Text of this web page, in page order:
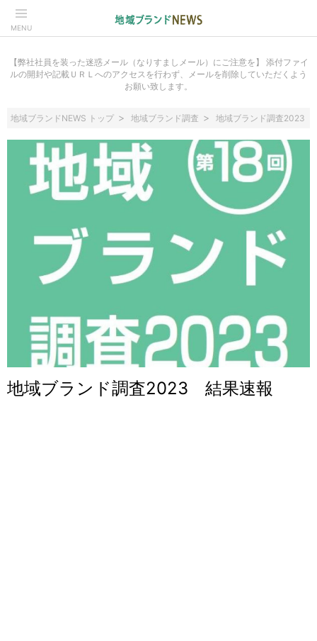
MENU
【弊社社員を装った迷惑メール（なりすましメール）にご注意を】 添付ファイ
ルの開封や記載ＵＲＬへのアクセスを行わず、メールを削除していただくよう
お願い致します。
地域ブランドNEWS トップ 地域ブランド調査 地域ブランド調査2023
地域ブランド調査2023 結果速報